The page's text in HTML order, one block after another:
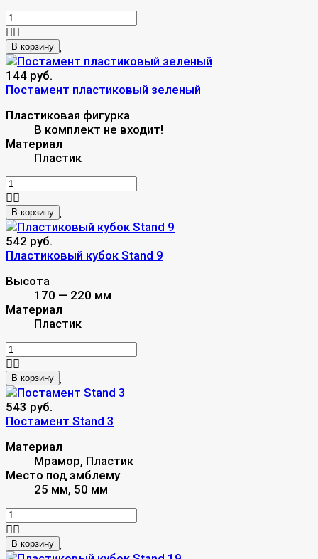
В корзину
144 руб.
Постамент пластиковый зеленый
Пластиковая фигурка
В комплект не входит!
Материал
Пластик
В корзину
542 руб.
Пластиковый кубок Stand 9
Высота
170 — 220 мм
Материал
Пластик
В корзину
543 руб.
Постамент Stand 3
Материал
Мрамор, Пластик
Место под эмблему
25 мм, 50 мм
В корзину